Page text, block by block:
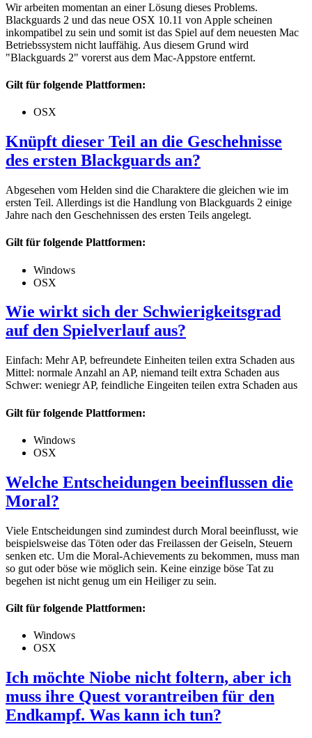
Wir arbeiten momentan an einer Lösung dieses Problems.
Blackguards 2 und das neue OSX 10.11 von Apple scheinen
inkompatibel zu sein und somit ist das Spiel auf dem neuesten Mac
Betriebssystem nicht lauffähig. Aus diesem Grund wird
"Blackguards 2" vorerst aus dem Mac-Appstore entfernt.
Gilt für folgende Plattformen:
OSX
Knüpft dieser Teil an die Geschehnisse
des ersten Blackguards an?
Abgesehen vom Helden sind die Charaktere die gleichen wie im
ersten Teil. Allerdings ist die Handlung von Blackguards 2 einige
Jahre nach den Geschehnissen des ersten Teils angelegt.
Gilt für folgende Plattformen:
Windows
OSX
Wie wirkt sich der Schwierigkeitsgrad
auf den Spielverlauf aus?
Einfach: Mehr AP, befreundete Einheiten teilen extra Schaden aus
Mittel: normale Anzahl an AP, niemand teilt extra Schaden aus
Schwer: weniegr AP, feindliche Eingeiten teilen extra Schaden aus
Gilt für folgende Plattformen:
Windows
OSX
Welche Entscheidungen beeinflussen die
Moral?
Viele Entscheidungen sind zumindest durch Moral beeinflusst, wie
beispielsweise das Töten oder das Freilassen der Geiseln, Steuern
senken etc. Um die Moral-Achievements zu bekommen, muss man
so gut oder böse wie möglich sein. Keine einzige böse Tat zu
begehen ist nicht genug um ein Heiliger zu sein.
Gilt für folgende Plattformen:
Windows
OSX
Ich möchte Niobe nicht foltern, aber ich
muss ihre Quest vorantreiben für den
Endkampf. Was kann ich tun?